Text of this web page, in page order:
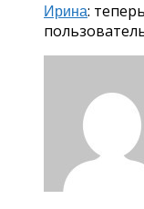
Ирина: